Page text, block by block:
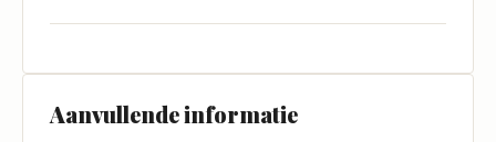
Aanvullende informatie